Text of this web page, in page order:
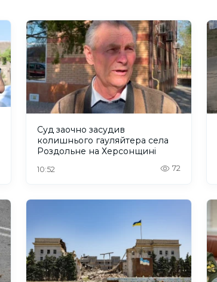
Суд заочно засудив
колишнього гауляйтера села
Роздольне на Херсонщині
10:52 72